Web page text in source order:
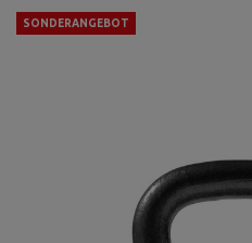
SONDERANGEBOT